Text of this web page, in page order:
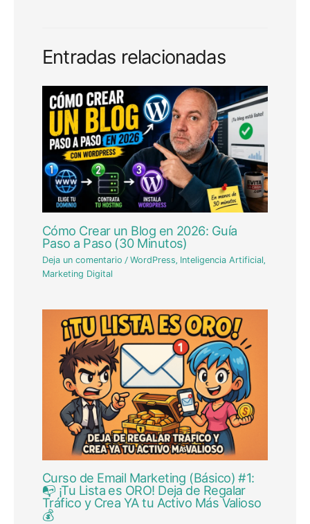
Entradas relacionadas
Cómo Crear un Blog en 2026: Guía
Paso a Paso (30 Minutos)
Deja un comentario /WordPress, Inteligencia Artificial,
Marketing Digital
Curso de Email Marketing (Básico) #1:
📭 ¡Tu Lista es ORO! Deja de Regalar
Tráfico y Crea YA tu Activo Más Valioso
💰